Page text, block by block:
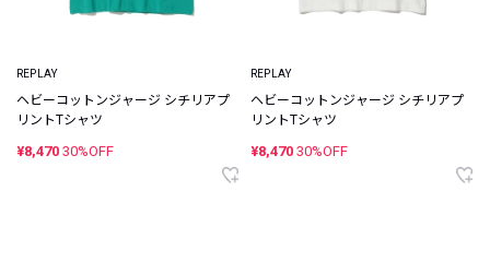
REPLAY
ヘビーコットンジャージ シチリアプ
リントTシャツ
¥8,470 30%OFF
REPLAY
ヘビーコットンジャージ シチリアプ
リントTシャツ
¥8,470 30%OFF